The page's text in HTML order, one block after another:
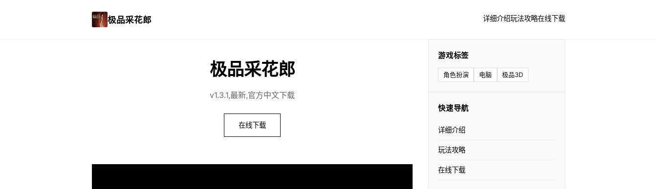
极品采花郎 详细介绍玩法攻略在线下载
极品采花郎
v1.3.1,最新,官方中文下载
在线下载
游戏标签
角色扮演 电脑 极品3D
快速导航
详细介绍
玩法攻略
在线下载